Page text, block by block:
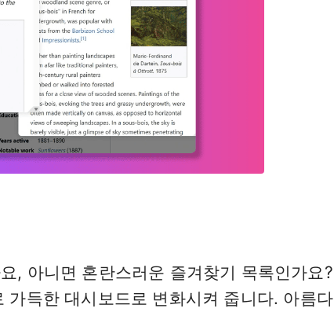
, 아니면 혼란스러운 즐겨찾기 목록인가요?
득한 대시보드로 변화시켜 줍니다. 아름다